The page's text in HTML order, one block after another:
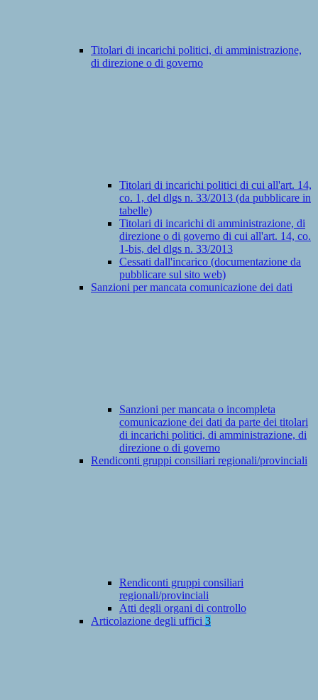
Titolari di incarichi politici, di amministrazione,
di direzione o di governo
Titolari di incarichi politici di cui all'art. 14,
co. 1, del dlgs n. 33/2013 (da pubblicare in
tabelle)
Titolari di incarichi di amministrazione, di
direzione o di governo di cui all'art. 14, co.
1-bis, del dlgs n. 33/2013
Cessati dall'incarico (documentazione da
pubblicare sul sito web)
Sanzioni per mancata comunicazione dei dati
Sanzioni per mancata o incompleta
comunicazione dei dati da parte dei titolari
di incarichi politici, di amministrazione, di
direzione o di governo
Rendiconti gruppi consiliari regionali/provinciali
Rendiconti gruppi consiliari
regionali/provinciali
Atti degli organi di controllo
Articolazione degli uffici 3